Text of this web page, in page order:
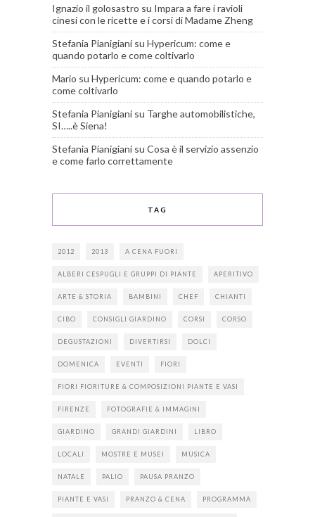
Ignazio il golosastro su Impara a fare i ravioli
cinesi con le ricette e i corsi di Madame Zheng
Stefania Pianigiani su Hypericum: come e
quando potarlo e come coltivarlo
Mario su Hypericum: come e quando potarlo e
come coltivarlo
Stefania Pianigiani su Targhe automobilistiche,
SI…..è Siena!
Stefania Pianigiani su Cosa è il servizio assenzio
e come farlo correttamente
TAG
2012 2013 A CENA FUORI
ALBERI CESPUGLI E GRUPPI DI PIANTE APERITIVO
ARTE & STORIA BAMBINI CHEF CHIANTI
CIBO CONSIGLI GIARDINO CORSI CORSO
DEGUSTAZIONI DIVERTIRSI DOLCI
DOMENICA EVENTI FIORI
FIORI FIORITURE & COMPOSIZIONI PIANTE E VASI
FIRENZE FOTOGRAFIE & IMMAGINI
GIARDINO GRANDI GIARDINI LIBRO
LOCALI MOSTRE E MUSEI MUSICA
NATALE PALIO PAUSA PRANZO
PIANTE E VASI PRANZO & CENA PROGRAMMA